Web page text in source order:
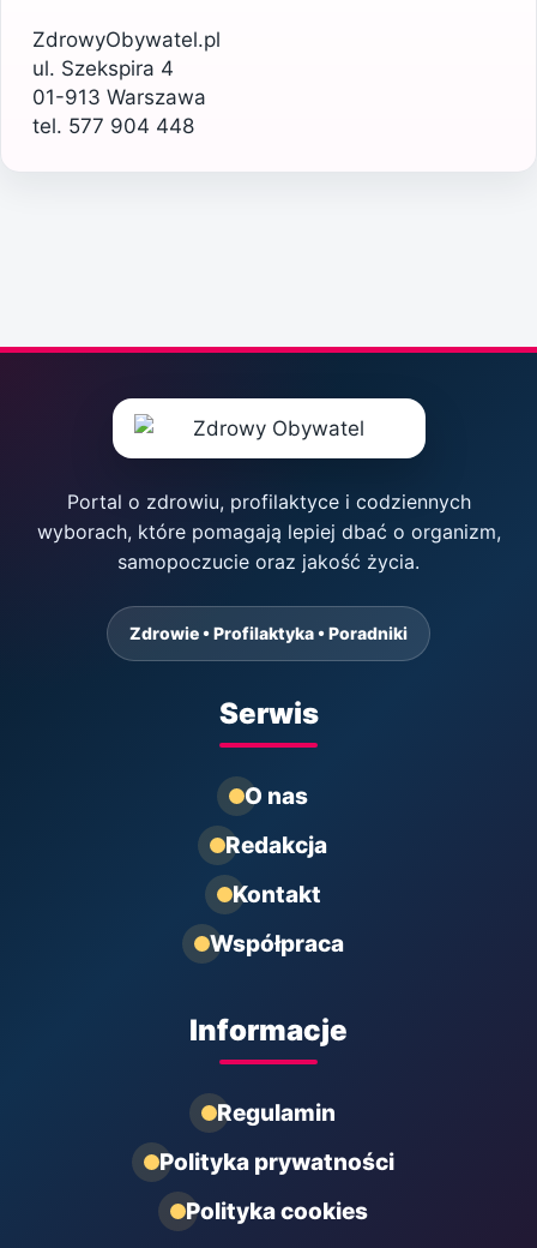
ZdrowyObywatel.pl
ul. Szekspira 4
01-913 Warszawa
tel. 577 904 448
Portal o zdrowiu, profilaktyce i codziennych
wyborach, które pomagają lepiej dbać o organizm,
samopoczucie oraz jakość życia.
Zdrowie • Profilaktyka • Poradniki
Serwis
O nas
Redakcja
Kontakt
Współpraca
Informacje
Regulamin
Polityka prywatności
Polityka cookies